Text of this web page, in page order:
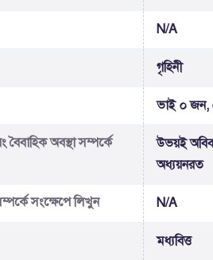
N/A
গৃহিনী
ভাই ০ জন,
অবস্থা সম্পর্কে
উভয়ই
অধ্যয়নরত
সংক্ষেপে লিখুন N/A
মধ্যবিত্ত